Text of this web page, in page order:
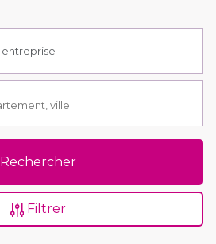
Rechercher
Filtrer